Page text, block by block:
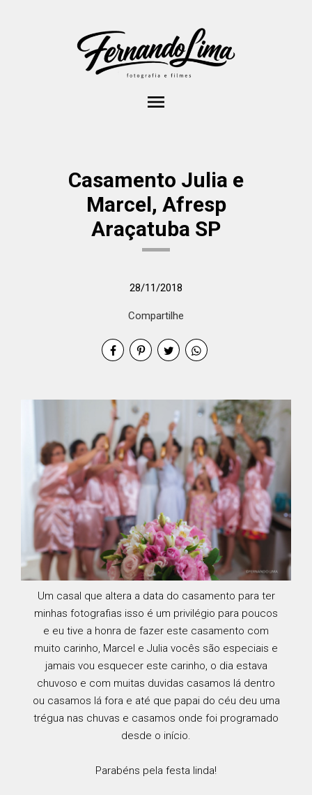
menu
Casamento Julia e
Marcel, Afresp
Araçatuba SP
28/11/2018
Compartilhe
Um casal que altera a data do casamento para ter
minhas fotografias isso é um privilégio para poucos
e eu tive a honra de fazer este casamento com
muito carinho, Marcel e Julia vocês são especiais e
jamais vou esquecer este carinho, o dia estava
chuvoso e com muitas duvidas casamos lá dentro
ou casamos lá fora e até que papai do céu deu uma
trégua nas chuvas e casamos onde foi programado
desde o início.
Parabéns pela festa linda!